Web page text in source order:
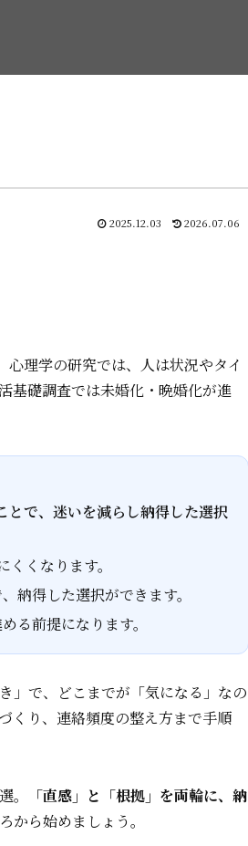
2025.12.03 2026.07.06
理学の研究では、人は状況やタイ
基礎調査では未婚化・晩婚化が進
で、迷いを減らし納得した選択
くなります。
納得した選択ができます。
る前提になります。
」で、どこまでが「気になる」なの
くり、連絡頻度の整え方まで手順
。
「直感」と「根拠」を両輪に、納
ら始めましょう。